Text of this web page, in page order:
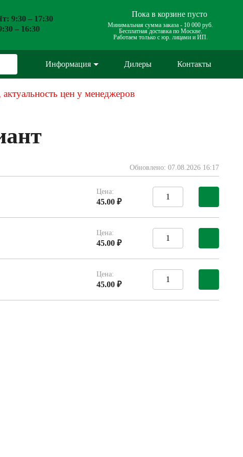
9:30 – 17:30
– 16:30
Пока в корзине пусто
Минимальная сумма заказа - 10 000 руб.
Бесплатная доставка по Москве.
Работаем только с юр. лицами и ИП.
Информация Дилеры Контакты
цен у менеджеров
Обновлено: 07.08.2026 16:17
Цена:
45.00 ₽
Цена:
45.00 ₽
Цена:
45.00 ₽